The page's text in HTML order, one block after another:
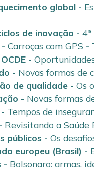
global -
de inovação -
-Carroças com GPS -
-
- Novas formas de
de qualidade -Os
- Novas formas
- Tempos de
Revisitando a Saúde
públicos -Os
europeu (Brasil) -
- Bolsonaro: armas,